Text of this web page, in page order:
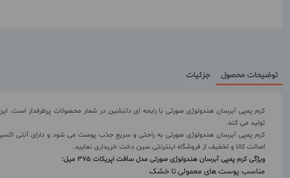
توضیحات محصول جزئیات
کرم پمپی آبرسان هندولوژی صورتی با رایحه ای دلنشین در شمار محصولات پرطرفدار
تولید می کند.
اصالت کالا و تخفیف از فروشگاه اینترنتی سین دخت خریداری نمایید.
ویژگی کرم پمپی آبرسان هندولوژی صورتی مدل سافت اپریکات 375 میل:
مناسب پوست های معمولی تا خشک